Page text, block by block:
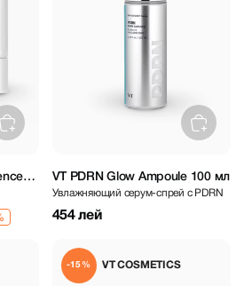
VT PDRN Glow Ampoule 100 мл
Увлажняющий серум-спрей с PDRN
454 лей
VT COSMETICS
-15%